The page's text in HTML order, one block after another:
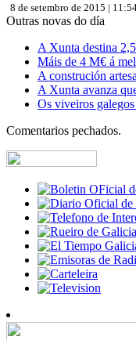
8 de setembro de 2015 |
Outras novas do día
A Xunta destina
Máis de 4 M€ á
A construción
A Xunta avanza
Os viveiros
Comentarios pechados.